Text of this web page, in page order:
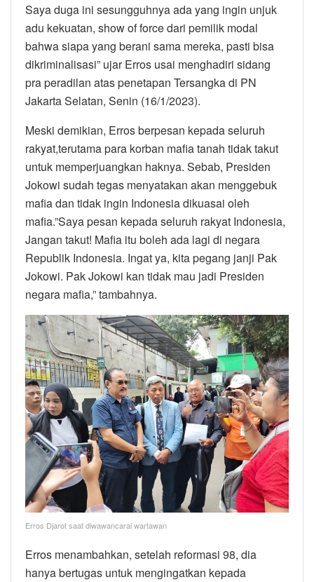
Saya duga ini sesungguhnya ada yang ingin unjuk
adu kekuatan, show of force dari pemilik modal
bahwa siapa yang berani sama mereka, pasti bisa
dikriminalisasi” ujar Erros usai menghadiri sidang
pra peradilan atas penetapan Tersangka di PN
Jakarta Selatan, Senin (16/1/2023).
Meski demikian, Erros berpesan kepada seluruh
rakyat,terutama para korban mafia tanah tidak takut
untuk memperjuangkan haknya. Sebab, Presiden
Jokowi sudah tegas menyatakan akan menggebuk
mafia dan tidak ingin Indonesia dikuasai oleh
mafia.”Saya pesan kepada seluruh rakyat Indonesia,
Jangan takut! Mafia itu boleh ada lagi di negara
Republik Indonesia. Ingat ya, kita pegang janji Pak
Jokowi. Pak Jokowi kan tidak mau jadi Presiden
negara mafia,” tambahnya.
Erros Djarot saat diwawancarai wartawan
Erros menambahkan, setelah reformasi 98, dia
hanya bertugas untuk mengingatkan kepada